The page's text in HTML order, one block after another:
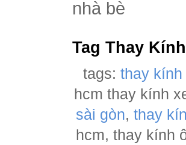
nhà bè
Tag Thay
tags:thay kính
hcm thay kính
sài gòn,thay
hcm, thay kính